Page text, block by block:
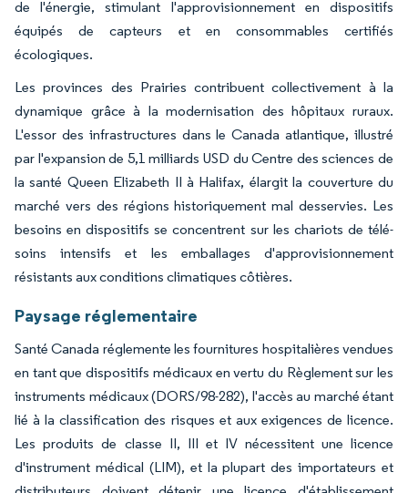
de l'énergie, stimulant l'approvisionnement en dispositifs
équipés de capteurs et en consommables certifiés
écologiques.
Les provinces des Prairies contribuent collectivement à la
dynamique grâce à la modernisation des hôpitaux ruraux.
L'essor des infrastructures dans le Canada atlantique, illustré
par l'expansion de 5,1 milliards USD du Centre des sciences de
la santé Queen Elizabeth II à Halifax, élargit la couverture du
marché vers des régions historiquement mal desservies. Les
besoins en dispositifs se concentrent sur les chariots de télé-
soins intensifs et les emballages d'approvisionnement
résistants aux conditions climatiques côtières.
Paysage réglementaire
Santé Canada réglemente les fournitures hospitalières vendues
en tant que dispositifs médicaux en vertu du Règlement sur les
instruments médicaux (DORS/98-282), l'accès au marché étant
lié à la classification des risques et aux exigences de licence.
Les produits de classe II, III et IV nécessitent une licence
d'instrument médical (LIM), et la plupart des importateurs et